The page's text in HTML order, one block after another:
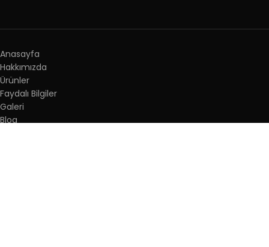
Anasayfa
Hakkımızda
Ürünler
Faydalı Bilgiler
Galeri
Blog